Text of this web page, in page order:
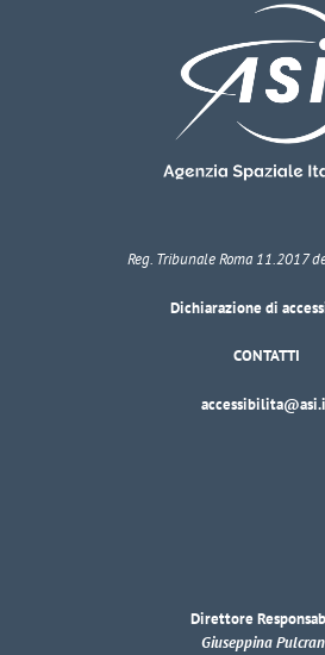
Reg. Tribunale Roma 11.2017
Dichiarazione di
CONTATTI
Direttore
Giuseppina